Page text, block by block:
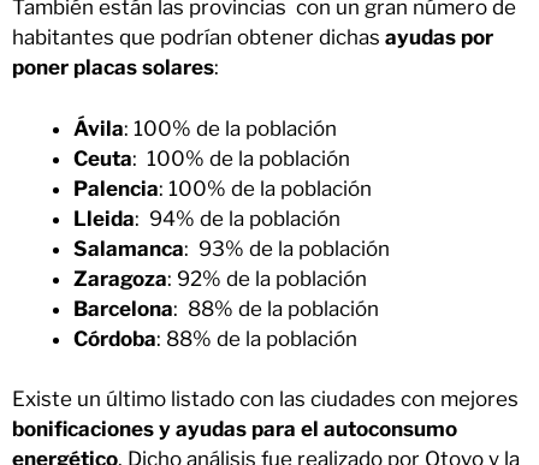
También están las provincias con un gran número de
habitantes que podrían obtener dichas ayudas por
poner placas solares:
Ávila: 100% de la población
Ceuta: 100% de la población
Palencia: 100% de la población
Lleida: 94% de la población
Salamanca: 93% de la población
Zaragoza: 92% de la población
Barcelona: 88% de la población
Córdoba: 88% de la población
Existe un último listado con las ciudades con mejores
bonificaciones y ayudas para el autoconsumo
energético. Dicho análisis fue realizado por Otovo y la